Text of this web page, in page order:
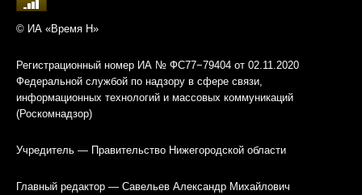
© ИА «Время Н»
Регистрационный номер ИА № ФС77−79404 от 02.11.2020
Федеральной службой по надзору в сфере связи,
информационных технологий и массовых коммуникаций
(Роскомнадзор)
Учредитель — Правительство Нижегородской области
Главный редактор — Савельев Александр Михайлович